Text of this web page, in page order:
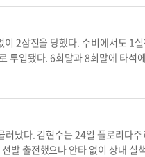
정3연전으로 정규시즌을 마친다. 로
2삼진을 당했다. 수비에서도 1
오른 황재균은
대신해 수비
했다. 그러나 타격은 아니었다.
. 타격의 아쉬움은 수비까지
. 다행히 투수 네일 라미레스가
랜드에 있
발 출전했으나 안타 없이 상대 실